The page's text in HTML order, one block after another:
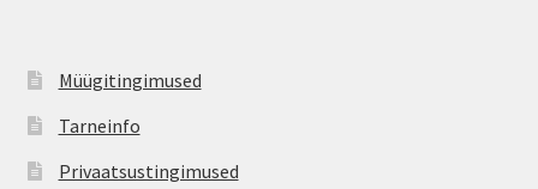
Müügitingimused
Tarneinfo
Privaatsustingimused